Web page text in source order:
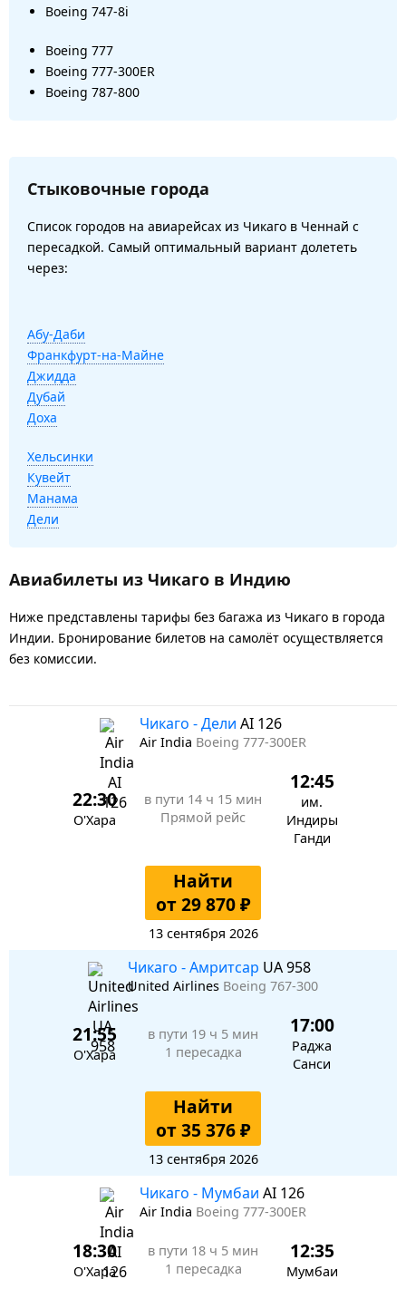
Boeing 747-8i
Boeing 777
Boeing 777-300ER
Boeing 787-800
Стыковочные города
Список городов на авиарейсах из Чикаго в Ченнай с
пересадкой. Самый оптимальный вариант долететь
через:
Абу-Даби
Франкфурт-на-Майне
Джидда
Дубай
Доха
Хельсинки
Кувейт
Манама
Дели
Авиабилеты из Чикаго в Индию
Ниже представлены тарифы без багажа из Чикаго в города
Индии. Бронирование билетов на самолёт осуществляется
без комиссии.
Чикаго - Дели AI 126
Air India Boeing 777-300ER
22:30
О'Хара
в пути 14 ч 15 мин
Прямой рейс
12:45
им.
Индиры
Ганди
Найти
от 29 870 ₽
13 сентября 2026
Чикаго - Амритсар UA 958
United Airlines Boeing 767-300
21:55
О'Хара
в пути 19 ч 5 мин
1 пересадка
17:00
Раджа
Санси
Найти
от 35 376 ₽
13 сентября 2026
Чикаго - Мумбаи AI 126
Air India Boeing 777-300ER
18:30
О'Хара
в пути 18 ч 5 мин
1 пересадка
12:35
Мумбаи